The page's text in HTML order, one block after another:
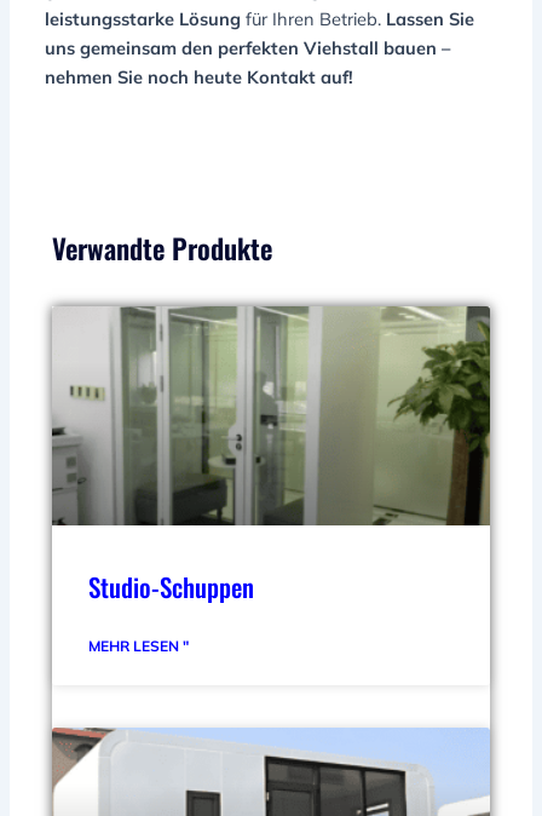
leistungsstarke Lösung für Ihren Betrieb. Lassen Sie
uns gemeinsam den perfekten Viehstall bauen –
nehmen Sie noch heute Kontakt auf!
Verwandte Produkte
Studio-Schuppen
MEHR LESEN "